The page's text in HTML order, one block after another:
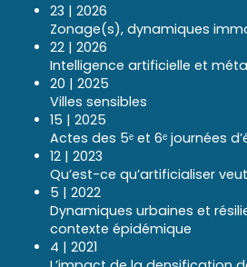
23 | 2026
Zonage(s), dynamiques
22 | 2026
Intelligence artificielle et
20 | 2025
Villes sensibles
15 | 2025
Actes des 5ᵉ et 6ᵉ journées
12 | 2023
Qu’est-ce qu’artificialiser
5 | 2022
Dynamiques urbaines et
contexte épidémique
4 | 2021